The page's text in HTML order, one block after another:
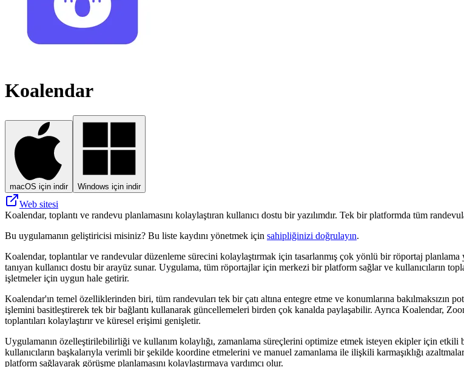
Koalendar
macOS için indir Windows için indir
Web sitesi
Koalendar, toplantı ve randevu planlamasını kolaylaştıran kullanıcı dostu bir yazılımdır. Tek bir platformda tüm
Bu uygulamanın geliştiricisi misiniz? Bu liste kaydını yönetmek için sahipliğinizi doğrulayın.
Koalendar, toplantılar ve randevular düzenleme sürecini kolaylaştırmak için tasarlanmış çok yönlü bir röportaj planlama
tanıyan kullanıcı dostu bir arayüz sunar. Uygulama, tüm röportajlar için merkezi bir platform sağlar ve kullanıcıların
işletmeler için uygun hale getirir.
Koalendar'ın temel özelliklerinden biri, tüm randevuları tek bir çatı altına entegre etme ve konumlarına bakılmaksızın
işlemini basitleştirerek tek bir bağlantı kullanarak güncellemeleri birden çok kanalda paylaşabilir. Ayrıca Koalendar,
toplantıları kolaylaştırır ve küresel erişimi genişletir.
Uygulamanın özelleştirilebilirliği ve kullanım kolaylığı, zamanlama süreçlerini optimize etmek isteyen ekipler için
kullanıcıların başkalarıyla verimli bir şekilde koordine etmelerini ve manuel zamanlama ile ilişkili karmaşıklığı
platform sağlayarak görüşme planlamasını kolaylaştırmaya yardımcı olur.